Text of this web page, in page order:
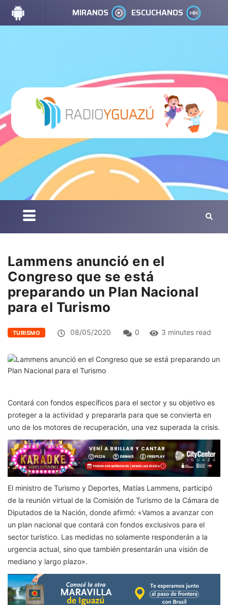
MIRANOS ESCUCHANOS
Lammens anunció en el
Congreso que se está
preparando un Plan Nacional
para el Turismo
TURISMO 08/05/2020 0 3 minutes read
Contará con fondos específicos para el sector y su objetivo es
proteger a la actividad y prepararla para que se convierta en
uno de los motores de recuperación, una vez superada la crisis.
El ministro de Turismo y Deportes, Matías Lammens, participó
de la reunión virtual de la Comisión de Turismo de la Cámara de
Diputados de la Nación, donde afirmó: «Vamos a avanzar con
un plan nacional que contará con fondos exclusivos para el
sector turístico. Las medidas no solamente responderán a la
urgencia actual, sino que también presentarán una visión de
mediano y largo plazo».